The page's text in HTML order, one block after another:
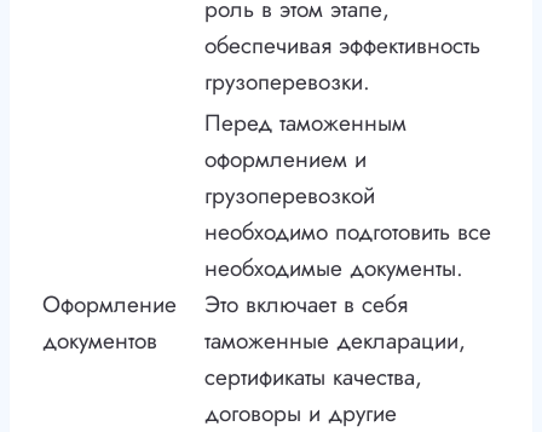
роль в этом этапе,
обеспечивая эффективность
грузоперевозки.
Оформление
документов
Перед таможенным
оформлением и
грузоперевозкой
необходимо подготовить все
необходимые документы.
Это включает в себя
таможенные декларации,
сертификаты качества,
договоры и другие